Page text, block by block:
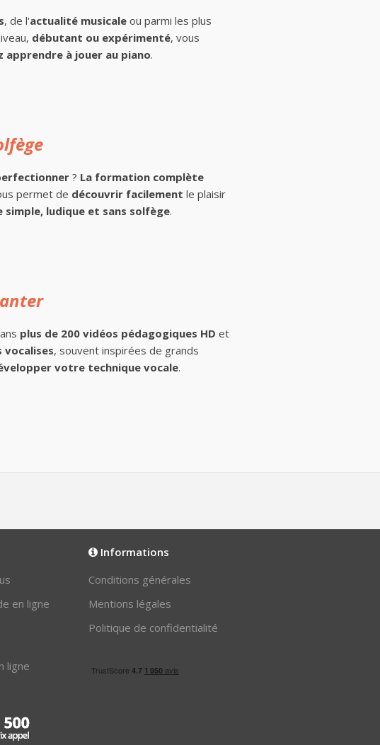
, de l'actualité musicale ou parmi les plus
débutant ou expérimenté, vous
apprendre à jouer au piano.
? La formation complète
permet de découvrir facilement le plaisir
simple, ludique et sans solfège.
plus de 200 vidéos pédagogiques HD et
vocalises, souvent inspirées de grands
votre technique vocale.
en ligne
ligne
Informations
Conditions générales
Mentions légales
Politique de confidentialité